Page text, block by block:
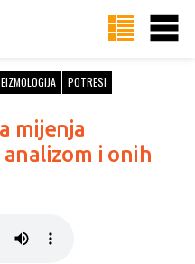
POTRESI
mijenja
i onih